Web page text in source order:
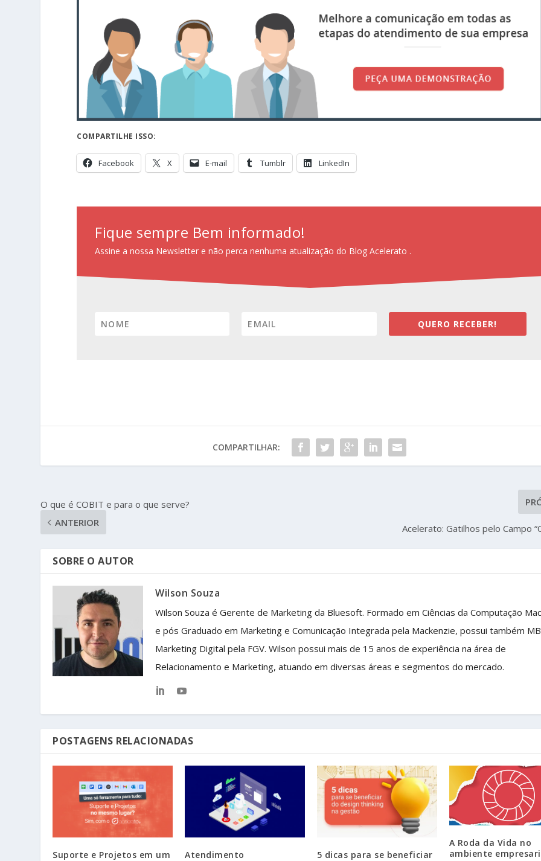
COMPARTILHE ISSO:
Facebook X E-mail Tumblr LinkedIn
Fique sempre Bem informado!
Assine a nossa Newsletter e não perca nenhuma atualização do Blog Acelerato .
QUERO RECEBER!
COMPARTILHAR:
O que é COBIT e para o que serve?
ANTERIOR
Acelerato: Gatilhos pelo Campo
SOBRE O AUTOR
Wilson Souza
Wilson Souza é Gerente de Marketing da Bluesoft. Formado em Ciências da Computação
e pós Graduado em Marketing e Comunicação Integrada pela Mackenzie, possui também
Marketing Digital pela FGV. Wilson possui mais de 15 anos de experiência na área de
Relacionamento e Marketing, atuando em diversas áreas e segmentos do mercado.
POSTAGENS RELACIONADAS
Suporte e Projetos em um
Atendimento
5 dicas para se beneficiar
A Roda da Vida no
ambiente